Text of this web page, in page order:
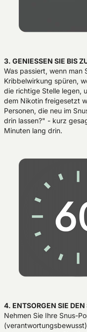
3. GENIESSEN SIE BIS
Was passiert, wenn man
Kribbelwirkung spüren,
die richtige Stelle legen,
dem Nikotin freigesetzt
Personen, die neu im
drin lassen?" - kurz
Minuten lang drin.
4. ENTSORGEN SIE DEN
Nehmen Sie Ihre Snus-